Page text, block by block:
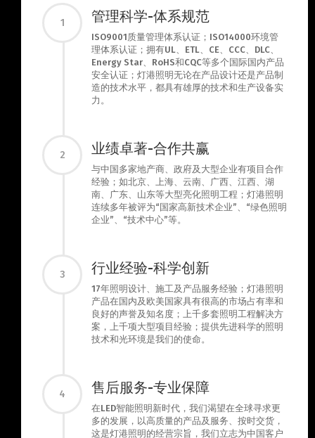
1 管理科学-体系规范
ISO9001质量管理体系认证；ISO14000环境管
理体系认证；拥有UL、ETL、CE、CCC、DLC、
Energy Star、RoHS和CQC等多个国际国内产品
安全认证；灯港照明无论在产品设计还是产品制
造的技术水平，都具有雄厚的技术和生产设备实
力。
2 业绩卓著-合作共赢
与中国多家地产商、政府及大型企业有项目合作
经验；如北京、上海、云南、广西、江西、湖
南、广东、山东等大型亮化照明工程；灯港照明
连续多年被评为“国家高新技术企业”、“绿色照明
企业”、“技术中心”等。
3 行业经验-科学创新
17年照明设计、施工及产品服务经验；灯港照明
产品在国内及欧美国家具有很高的市场占有率和
良好的声誉及知名度；上千多套照明工程解决方
案，上千项大型项目经验；提供先进科学的照明
技术和光环境是我们的使命。
4 售后服务-专业保障
在LED智能照明新时代，我们渴望在全球寻求更
多的发展，以高质量的产品及服务、按时交货，
这是灯港照明的经营宗旨，我们立志为中国客户